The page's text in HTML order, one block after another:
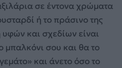
σε έντονα χρώματα
ή το πράσινο της
και σχεδίων είναι
μπαλκόνι σου και θα το
και άνετο όσο το